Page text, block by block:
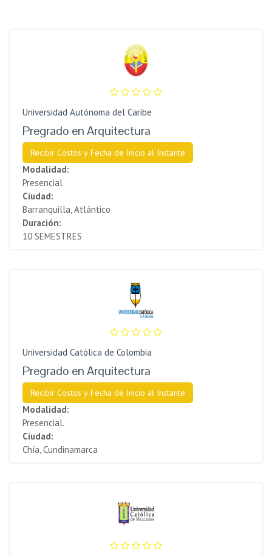
Universidad Autónoma del Caribe
Pregrado en Arquitectura
Recibir Costos y Fecha de Inicio al Instante
Modalidad:
Presencial
Ciudad:
Barranquilla, Atlántico
Duración:
10 SEMESTRES
Universidad Católica de Colombia
Pregrado en Arquitectura
Recibir Costos y Fecha de Inicio al Instante
Modalidad:
Presencial.
Ciudad:
Chía, Cundinamarca